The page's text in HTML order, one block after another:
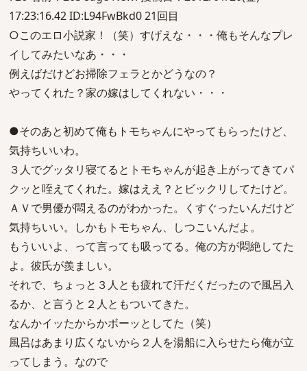
17:23:16.42 ID:L94FwBkd0 21回目
○このエロ小説家！（笑）すげえな・・・俺もそんなプレ
イしてみたいなあ・・・
例えばだけどお掃除フェラとかどうなの？
やってくれた？家の嫁はしてくれない・・・
●そのあと初めて俺もトモちゃんにやってもらったけど、
気持ちいいわ。
３人でグッタリ寝てるとトモちゃんが起き上がってきてパ
クッと咥えてくれた。嫁はええ？とビックリしてたけど。
ＡＶで男優が悶えるのがわかった。くすぐったいんだけど
気持ちいい。しかもトモちゃん、しつこいんだよ。
もういいよ、って言っても吸ってる。俺の方が悶絶してた
よ。彼氏が羨ましい。
それで、ちょっと３人とも疲れて汗だくだったので風呂入
るか、と言うと２人ともついてきた。
なんかイッたからかボーッとしてた（笑）
風呂はあまり広くないから２人を湯船に入らせたら俺が立
ってしまう。なので